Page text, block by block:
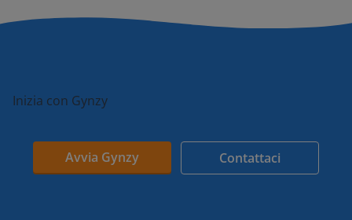
Inizia con Gynzy
Avvia Gynzy Contattaci